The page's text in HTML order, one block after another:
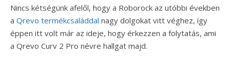
Nincs kétségünk afelől, hogy a Roborock az utóbbi években
a Qrevo termékcsaláddal nagy dolgokat vitt véghez, így
éppen itt volt már az ideje, hogy érkezzen a folytatás, ami
a Qrevo Curv 2 Pro névre hallgat majd.